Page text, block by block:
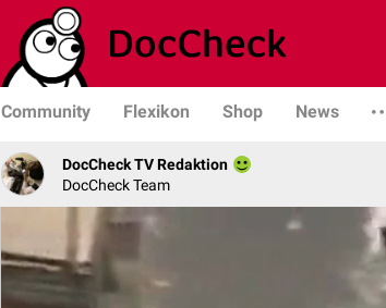
Community Flexikon Shop News
DocCheck TV Redaktion
DocCheck Team